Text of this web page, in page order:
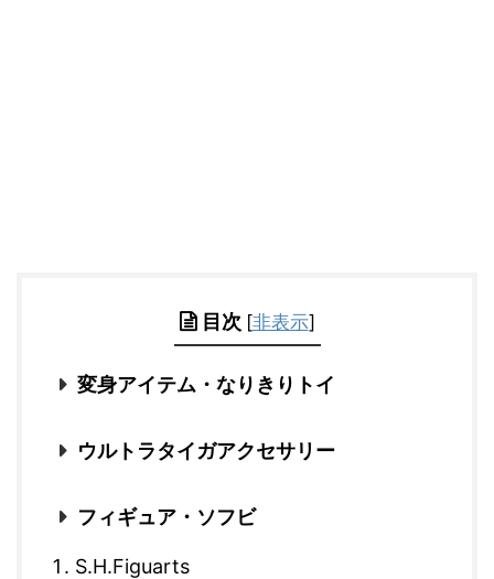
目次 [非表示]
変身アイテム・なりきりトイ
ウルトラタイガアクセサリー
フィギュア・ソフビ
S.H.Figuarts